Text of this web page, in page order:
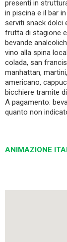
presenti in
in piscina e il bar
serviti snack dolci
frutta di stagione
bevande
vino alla spina
colada, san
manhattan,
americano,
bicchiere tramite
A pagamento:
quanto non
ANIMAZIONE